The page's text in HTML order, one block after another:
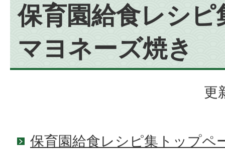
保育園給食レシピ
マヨネーズ焼き
更
保育園給食レシピ集トップペ